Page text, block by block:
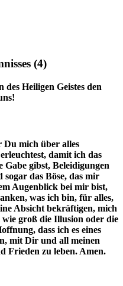
(4)
Heiligen Geistes den
Du mich über alles
damit ich das
gibst, Beleidigungen
sogar das Böse, das mir
Augenblick bei mir bist,
was ich bin, für alles,
Absicht bekräftigen, mich
groß die Illusion oder die
dass ich es eines
mit Dir und all meinen
Frieden zu leben. Amen.